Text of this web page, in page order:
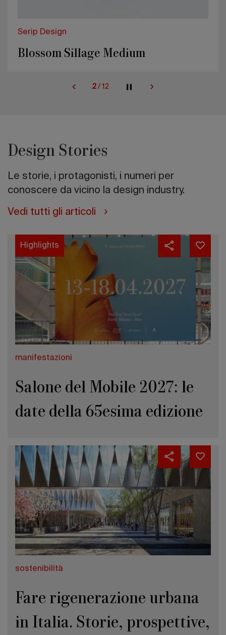
Serip Design
Blossom Sillage Medium
2 / 12
Design Stories
Le storie, i protagonisti, i numeri per
conoscere da vicino la design industry.
Vedi tutti gli articoli
Highlights
manifestazioni
Salone del Mobile 2027: le
date della 65esima edizione
sostenibilità
Fare rigenerazione urbana
in Italia. Storie, prospettive,